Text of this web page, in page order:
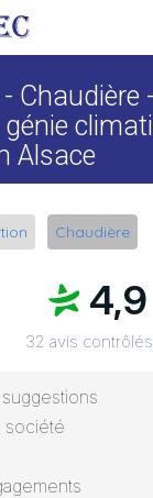
Chaudière
Alsace
Chaudière
4,9
32 avis contrôlés
société